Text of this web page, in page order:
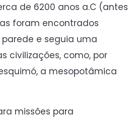
de 6200 anos a.C (antes
foram encontrados
e seguia uma
civilizações, como, por
a mesopotâmica
missões para